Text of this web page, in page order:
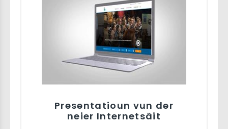
Presentatioun vun der
neier Internetsäit